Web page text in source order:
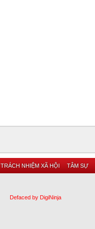
TRÁCH NHIỆM XÃ HỘI TÂM SỰ
Defaced by DigiNinja